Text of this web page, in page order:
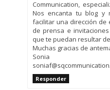
Communication,
Nos encanta tu blog y
facilitar una dirección de
de prensa e
que te puedan resultar
Muchas gracias de
Sonia
Responder